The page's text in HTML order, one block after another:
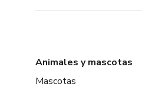
Animales y mascotas
Mascotas